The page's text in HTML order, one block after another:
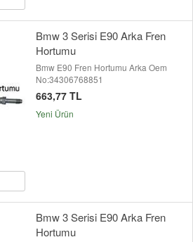
Bmw 3 Serisi E90 Arka Fren
Hortumu
Bmw E90 Fren Hortumu Arka Oem
No:34306768851
663,77 TL
Yeni Ürün
Bmw 3 Serisi E90 Arka Fren
Hortumu